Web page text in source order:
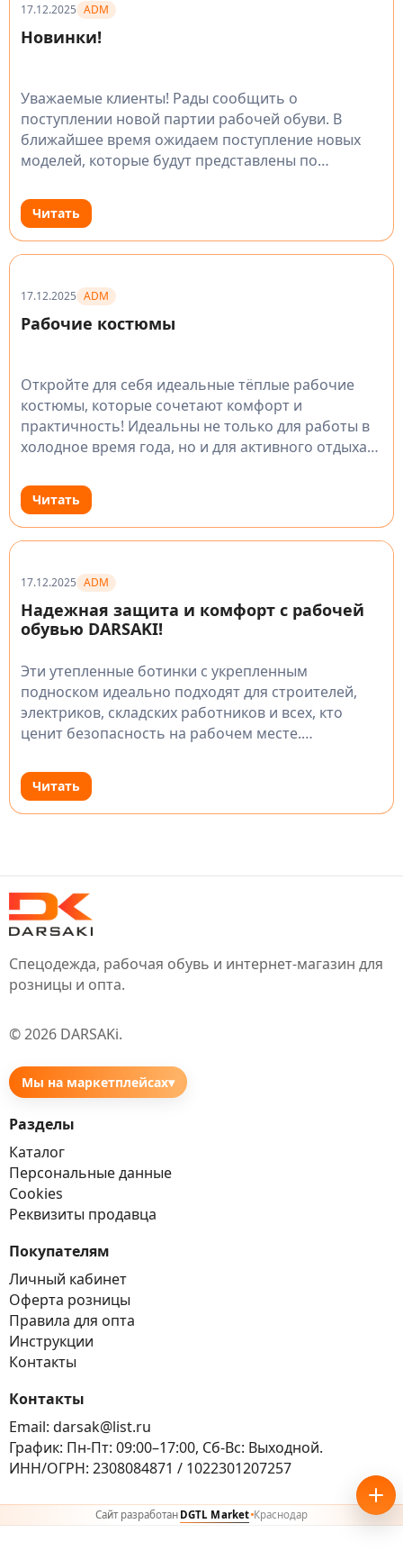
17.12.2025 ADM
Новинки!
Уважаемые клиенты! Рады сообщить о
поступлении новой партии рабочей обуви. В
ближайшее время ожидаем поступление новых
моделей, которые будут представлены по
обновлениями и не упустите возможность
приобрести качественную и…
Читать
17.12.2025 ADM
Рабочие костюмы
Откройте для себя идеальные тёплые рабочие
костюмы, которые сочетают комфорт и
практичность! Идеальны не только для работы в
холодное время года, но и для активного отдыха
тепло и обеспечивают свободу движений в
любой…
Читать
17.12.2025 ADM
Надежная защита и комфорт с рабочей
обувью DARSAKI!
Эти утепленные ботинки с укрепленным
подноском идеально подходят для строителей,
электриков, складских работников и всех, кто
ценит безопасность на рабочем месте.
защиту от ударов и проникновения твердых
предметов, а…
Читать
Спецодежда, рабочая обувь и интернет-магазин для
розницы и опта.
©2026 DARSAKi.
Мы на маркетплейсах▾
Разделы
Каталог
Персональные данные
Cookies
Реквизиты продавца
Покупателям
Личный кабинет
Оферта розницы
Правила для опта
Инструкции
Контакты
Контакты
Email: darsak@list.ru
График: Пн-Пт: 09:00–17:00, Сб-Вс: Выходной.
ИНН/ОГРН: 2308084871 / 1022301207257
Сайт разработан DGTL Market Краснодар